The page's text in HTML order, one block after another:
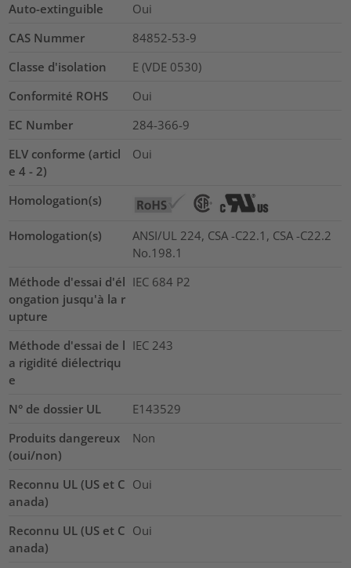
Auto-extinguible
Oui
CAS Nummer
84852-53-9
Classe d'isolation
E (VDE 0530)
Conformité ROHS
Oui
EC Number
284-366-9
ELV conforme (articl
e 4 - 2)
Oui
Homologation(s)
Homologation(s)
ANSI/UL 224, CSA -C22.1, CSA -C22.2
No.198.1
Méthode d'essai d'él
ongation jusqu'à la r
upture
IEC 684 P2
Méthode d'essai de l
a rigidité diélectriqu
e
IEC 243
N° de dossier UL
E143529
Produits dangereux
(oui/non)
Non
Reconnu UL (US et C
anada)
Oui
Reconnu UL (US et C
anada)
Oui